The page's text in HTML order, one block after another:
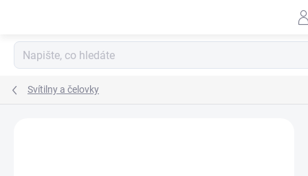
Svítilny a čelovky